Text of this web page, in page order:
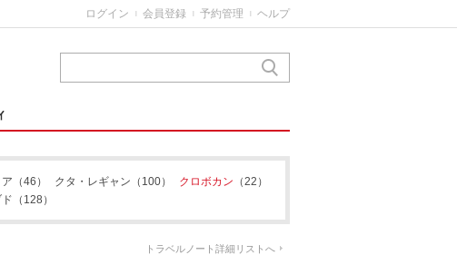
（46） クタ・レギャン （100） クロボカン （22）
（128）
トラベルノート詳細リストへ
デンパサール
ログイン 会員登録 予約管理 ヘルプ